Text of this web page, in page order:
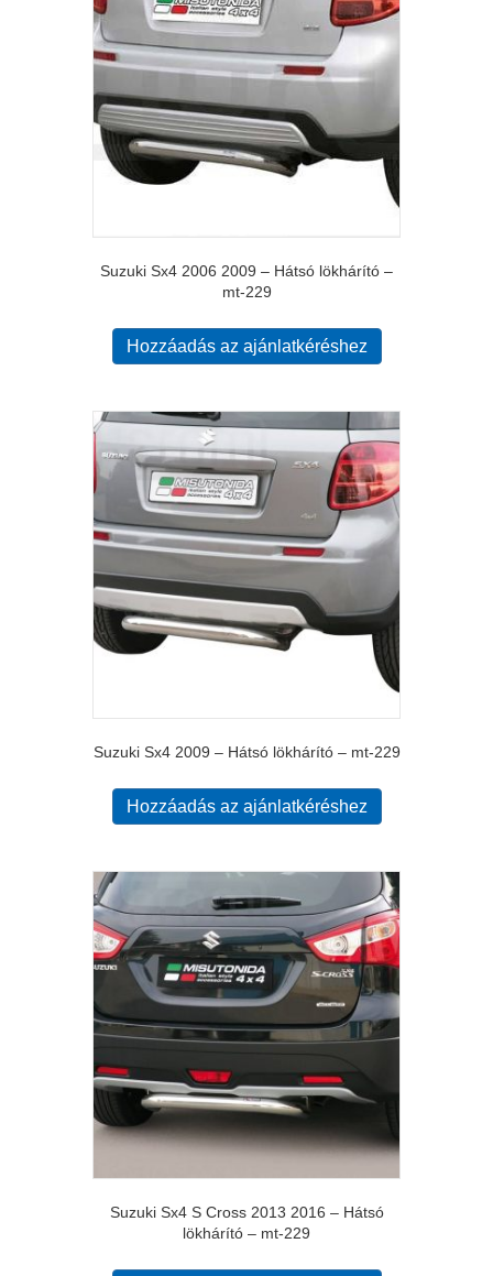
Suzuki Sx4 2006 2009 – Hátsó lökhárító –
mt-229
Hozzáadás az ajánlatkéréshez
Suzuki Sx4 2009 – Hátsó lökhárító – mt-229
Hozzáadás az ajánlatkéréshez
Suzuki Sx4 S Cross 2013 2016 – Hátsó
lökhárító – mt-229